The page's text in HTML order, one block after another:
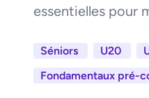
essentielles pour
Séniors U20
Fondamentaux pré-